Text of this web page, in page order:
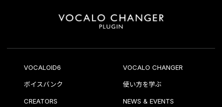
VOCALOID6 VOCALO CHANGER
ボイスバンク 使い方を学ぶ
CREATORS NEWS & EVENTS